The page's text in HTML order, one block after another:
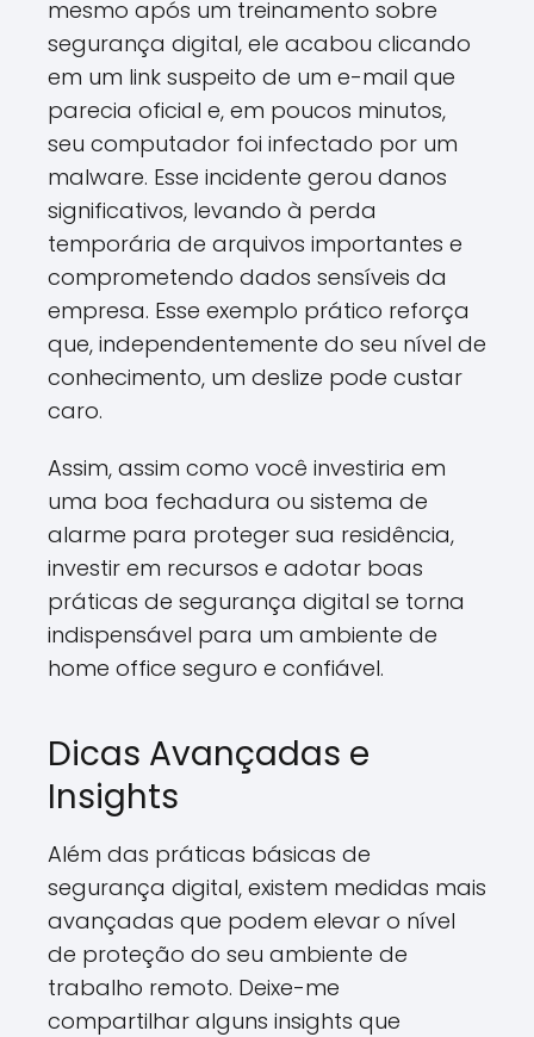
mesmo após um treinamento sobre
segurança digital, ele acabou clicando
em um link suspeito de um e-mail que
parecia oficial e, em poucos minutos,
seu computador foi infectado por um
malware. Esse incidente gerou danos
significativos, levando à perda
temporária de arquivos importantes e
comprometendo dados sensíveis da
empresa. Esse exemplo prático reforça
que, independentemente do seu nível de
conhecimento, um deslize pode custar
caro.
Assim, assim como você investiria em
uma boa fechadura ou sistema de
alarme para proteger sua residência,
investir em recursos e adotar boas
práticas de segurança digital se torna
indispensável para um ambiente de
home office seguro e confiável.
Dicas Avançadas e
Insights
Além das práticas básicas de
segurança digital, existem medidas mais
avançadas que podem elevar o nível
de proteção do seu ambiente de
trabalho remoto. Deixe-me
compartilhar alguns insights que